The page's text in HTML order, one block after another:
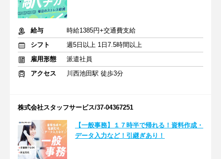
給与
時給1385円+交通費支給
シフト
週5日以上 1日7.5時間以上
雇用形態
派遣社員
アクセス
川西池田駅 徒歩3分
株式会社スタッフサービス/37-04367251
【一般事務】１７時半で帰れる！資料作成・
データ入力など！引継ぎあり！